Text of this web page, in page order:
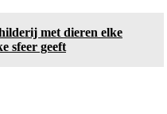
met dieren elke
sfeer geeft